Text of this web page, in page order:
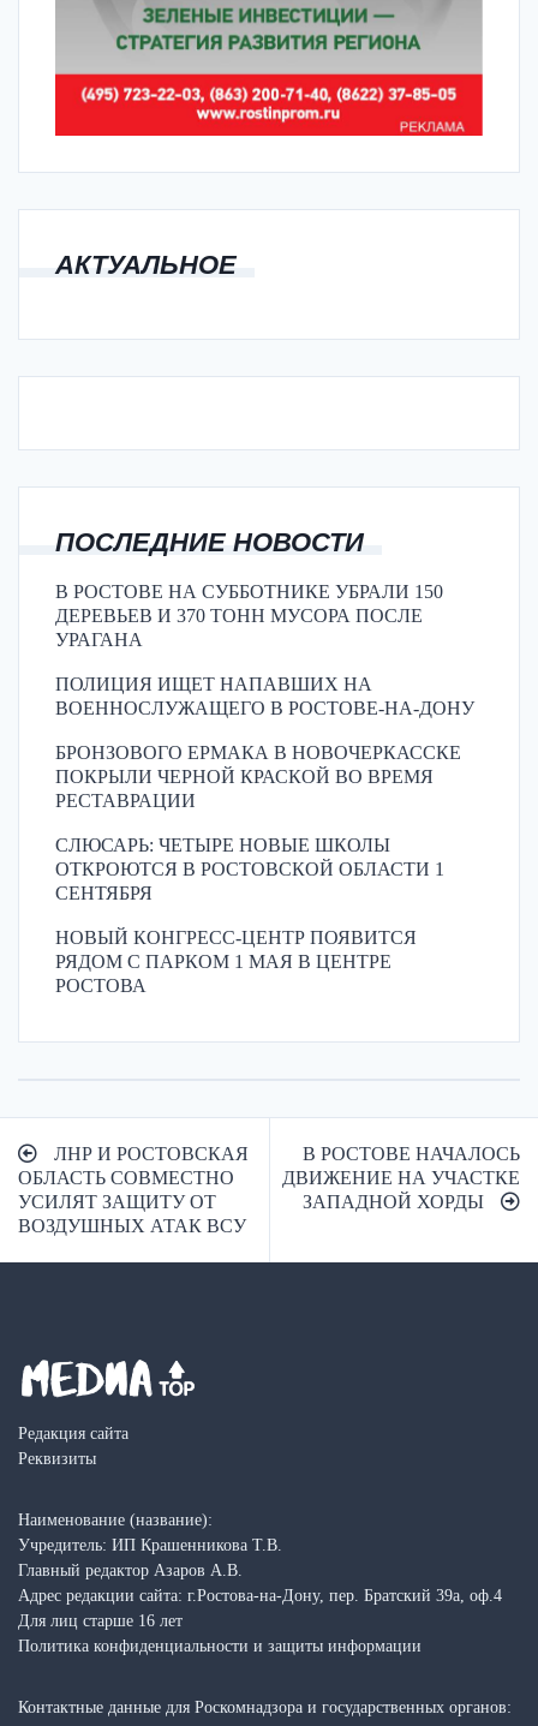
АКТУАЛЬНОЕ
ПОСЛЕДНИЕ НОВОСТИ
В РОСТОВЕ НА СУББОТНИКЕ УБРАЛИ 150
ДЕРЕВЬЕВ И 370 ТОНН МУСОРА ПОСЛЕ
УРАГАНА
ПОЛИЦИЯ ИЩЕТ НАПАВШИХ НА
ВОЕННОСЛУЖАЩЕГО В РОСТОВЕ-НА-ДОНУ
БРОНЗОВОГО ЕРМАКА В НОВОЧЕРКАССКЕ
ПОКРЫЛИ ЧЕРНОЙ КРАСКОЙ ВО ВРЕМЯ
РЕСТАВРАЦИИ
СЛЮСАРЬ: ЧЕТЫРЕ НОВЫЕ ШКОЛЫ
ОТКРОЮТСЯ В РОСТОВСКОЙ ОБЛАСТИ 1
СЕНТЯБРЯ
НОВЫЙ КОНГРЕСС-ЦЕНТР ПОЯВИТСЯ
РЯДОМ С ПАРКОМ 1 МАЯ В ЦЕНТРЕ
РОСТОВА
Навигация
по
записям
ЛНР И РОСТОВСКАЯ
ОБЛАСТЬ СОВМЕСТНО
УСИЛЯТ ЗАЩИТУ ОТ
ВОЗДУШНЫХ АТАК ВСУ
В РОСТОВЕ НАЧАЛОСЬ
ДВИЖЕНИЕ НА УЧАСТКЕ
ЗАПАДНОЙ ХОРДЫ
Редакция сайта
Реквизиты
Наименование (название):
Учредитель: ИП Крашенникова Т.В.
Главный редактор Азаров А.В.
Адрес редакции сайта: г.Ростова-на-Дону, пер. Братский 39а, оф.4
Для лиц старше 16 лет
Политика конфиденциальности и защиты информации
Контактные данные для Роскомнадзора и государственных органов: